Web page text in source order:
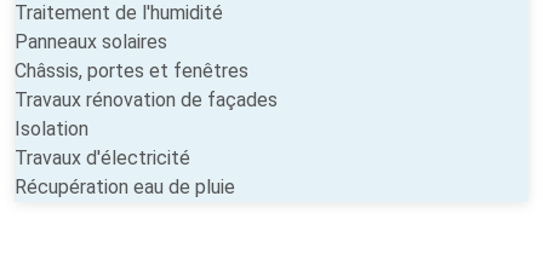
Traitement de l'humidité
Panneaux solaires
Châssis, portes et fenêtres
Travaux rénovation de façades
Isolation
Travaux d'électricité
Récupération eau de pluie